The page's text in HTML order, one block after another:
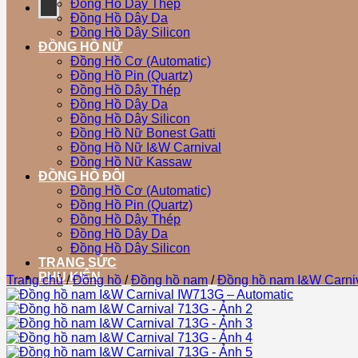
Đồng Hồ Dây Thép
Đồng Hồ Dây Da
Đồng Hồ Dây Silicon
ĐỒNG HỒ NỮ
Đồng Hồ Cơ (Automatic)
Đồng Hồ Pin (Quartz)
Đồng Hồ Dây Thép
Đồng Hồ Dây Da
Đồng Hồ Dây Silicon
Đồng Hồ Nữ Bonest Gatti
Đồng Hồ Nữ I&W Carnival
Đồng Hồ Nữ Kassaw
ĐỒNG HỒ ĐÔI
Đồng Hồ Cơ (Automatic)
Đồng Hồ Pin (Quartz)
Đồng Hồ Dây Thép
Đồng Hồ Dây Da
Đồng Hồ Dây Silicon
TRANG SỨC
PHỤ KIỆN
Trang chủ / Đồng hồ / Đồng hồ nam / Đồng hồ nam I&W